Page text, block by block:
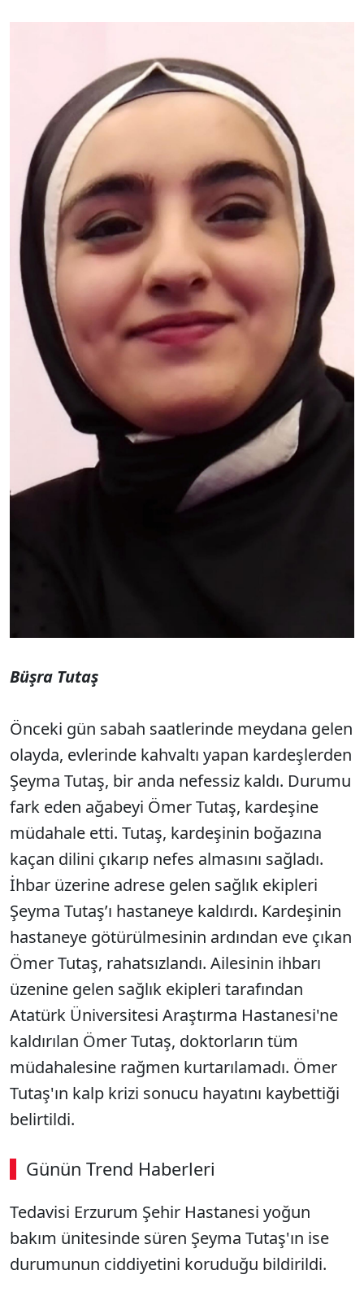
Büşra Tutaş
Önceki gün sabah saatlerinde meydana gelen
olayda, evlerinde kahvaltı yapan kardeşlerden
Şeyma Tutaş, bir anda nefessiz kaldı. Durumu
fark eden ağabeyi Ömer Tutaş, kardeşine
müdahale etti. Tutaş, kardeşinin boğazına
kaçan dilini çıkarıp nefes almasını sağladı.
İhbar üzerine adrese gelen sağlık ekipleri
Şeyma Tutaş’ı hastaneye kaldırdı. Kardeşinin
hastaneye götürülmesinin ardından eve çıkan
Ömer Tutaş, rahatsızlandı. Ailesinin ihbarı
üzenine gelen sağlık ekipleri tarafından
Atatürk Üniversitesi Araştırma Hastanesi'ne
kaldırılan Ömer Tutaş, doktorların tüm
müdahalesine rağmen kurtarılamadı. Ömer
Tutaş'ın kalp krizi sonucu hayatını kaybettiği
belirtildi.
Günün Trend Haberleri
Tedavisi Erzurum Şehir Hastanesi yoğun
bakım ünitesinde süren Şeyma Tutaş'ın ise
durumunun ciddiyetini koruduğu bildirildi.